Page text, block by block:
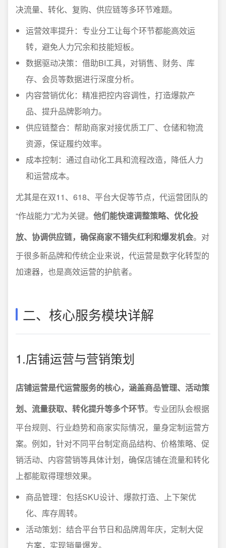
决流量、转化、复购、供应链等多环节难题。
运营效率提升：专业分工让每个环节都能高效运
转，避免人力冗余和技能短板。
数据驱动决策：借助BI工具，对销售、财务、库
存、会员等数据进行深度分析。
内容营销优化：精准把控内容调性，打造爆款产
品、提升品牌影响力。
供应链整合：帮助商家对接优质工厂、仓储和物流
资源，保证履约效率。
成本控制：通过自动化工具和流程改造，降低人力
和运营成本。
尤其是在双11、618、平台大促等节点，代运营团队的
“作战能力”尤为关键。 他们能快速调整策略、优化投
放、协调供应链，确保商家不错失红利和爆发机会。对
于很多新品牌和传统企业来说，代运营是数字化转型的
加速器，也是高效运营的护航者。
二、核心服务模块详解
1.店铺运营与营销策划
店铺运营是代运营服务的核心，涵盖商品管理、活动策
划、流量获取、转化提升等多个环节。专业团队会根据
平台规则、行业趋势和商家实际情况，量身定制运营方
案。例如，针对不同平台制定商品结构、价格策略、促
销活动、内容营销等具体计划，确保店铺在流量和转化
上都能取得理想效果。
商品管理：包括SKU设计、爆款打造、上下架优
化、库存周转。
活动策划：结合平台节日和品牌周年庆，定制大促
方案，实现销量爆发。